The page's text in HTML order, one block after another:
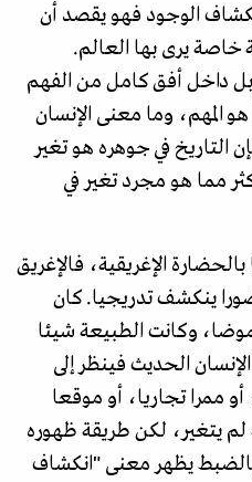
الوجود فهو يقصد أن
يرى بها العالم.
داخل أفق كامل من الفهم
المهم، وما معنى الإنسان
التاريخ في جوهره هو تغير
مما هو مجرد تغير في
الإغريقية، فالإغريق
ينكشف تدريجيا. كان
وكانت الطبيعة شيئا
الحديث فينظر إلى
ممرا تجاريا، أو موقعا
لم يتغير، لكن طريقة ظهوره
يظهر معنى "انكشاف